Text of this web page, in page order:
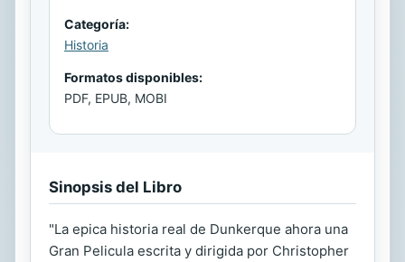
Categoría:
Historia
Formatos disponibles:
PDF, EPUB, MOBI
Sinopsis del Libro
"La epica historia real de Dunkerque ahora una
Gran Pelicula escrita y dirigida por Christopher